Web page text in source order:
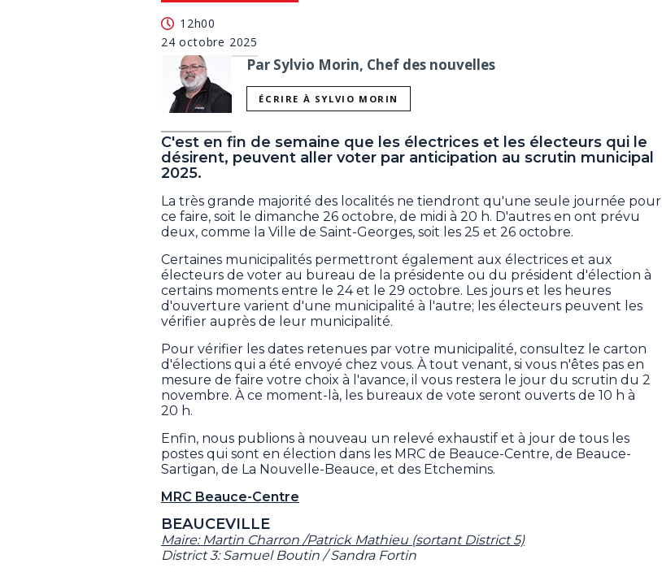
12h00
24 octobre 2025
Par Sylvio Morin, Chef des nouvelles
ÉCRIRE À SYLVIO MORIN
C'est en fin de semaine que les électrices et les électeurs qui le
désirent, peuvent aller voter par anticipation au scrutin municipal
2025.
La très grande majorité des localités ne tiendront qu'une seule journée pour
ce faire, soit le dimanche 26 octobre, de midi à 20 h. D'autres en ont prévu
deux, comme la Ville de Saint-Georges, soit les 25 et 26 octobre.
Certaines municipalités permettront également aux électrices et aux
électeurs de voter au bureau de la présidente ou du président d'élection à
certains moments entre le 24 et le 29 octobre. Les jours et les heures
d'ouverture varient d'une municipalité à l'autre; les électeurs peuvent les
vérifier auprès de leur municipalité.
Pour vérifier les dates retenues par votre municipalité, consultez le carton
d'élections qui a été envoyé chez vous. À tout venant, si vous n'êtes pas en
mesure de faire votre choix à l'avance, il vous restera le jour du scrutin du 2
novembre. À ce moment-là, les bureaux de vote seront ouverts de 10 h à
20 h.
Enfin, nous publions à nouveau un relevé exhaustif et à jour de tous les
postes qui sont en élection dans les MRC de Beauce-Centre, de Beauce-
Sartigan, de La Nouvelle-Beauce, et des Etchemins.
MRC Beauce-Centre
BEAUCEVILLE
Maire: Martin Charron /Patrick Mathieu (sortant District 5)
District 3: Samuel Boutin / Sandra Fortin